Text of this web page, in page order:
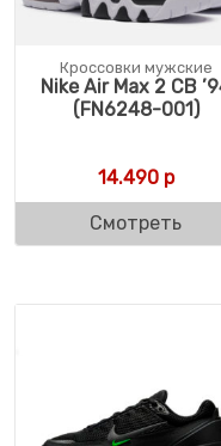
Кроссовки мужские
Nike Air Max 2 CB
(FN6248-001)
14.490р
Смотреть